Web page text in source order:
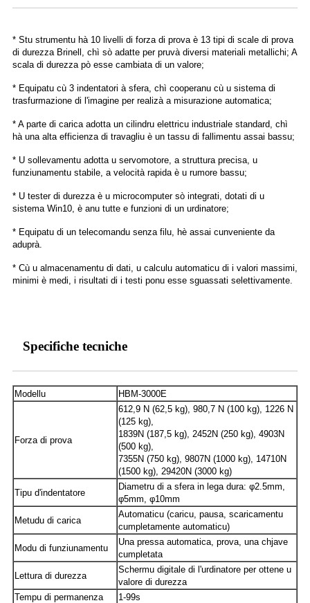
* Stu strumentu hà 10 livelli di forza di prova è 13 tipi di scale di prova
di durezza Brinell, chì sò adatte per pruvà diversi materiali metallichi; A
scala di durezza pò esse cambiata di un valore;
* Equipatu cù 3 indentatori à sfera, chì cooperanu cù u sistema di
trasfurmazione di l'imagine per realizà a misurazione automatica;
* A parte di carica adotta un cilindru elettricu industriale standard, chì
hà una alta efficienza di travagliu è un tassu di fallimentu assai bassu;
* U sollevamentu adotta u servomotore, a struttura precisa, u
funziunamentu stabile, a velocità rapida è u rumore bassu;
* U tester di durezza è u microcomputer sò integrati, dotati di u
sistema Win10, è anu tutte e funzioni di un urdinatore;
* Equipatu di un telecomandu senza filu, hè assai cunveniente da
aduprà.
* Cù u almacenamentu di dati, u calculu automaticu di i valori massimi,
minimi è medi, i risultati di i testi ponu esse sguassati selettivamente.
Specifiche tecniche
Modellu HBM-3000E
Forza di prova
612,9 N (62,5 kg), 980,7 N (100 kg), 1226 N
(125 kg),
1839N (187,5 kg), 2452N (250 kg), 4903N
(500 kg),
7355N (750 kg), 9807N (1000 kg), 14710N
(1500 kg), 29420N (3000 kg)
Tipu d'indentatore
Diametru di a sfera in lega dura: φ2.5mm,
φ5mm, φ10mm
Metudu di carica
Automaticu (caricu, pausa, scaricamentu
cumpletamente automaticu)
Modu di funziunamentu
Una pressa automatica, prova, una chjave
cumpletata
Lettura di durezza
Schermu digitale di l'urdinatore per ottene u
valore di durezza
Tempu di permanenza
1-99s